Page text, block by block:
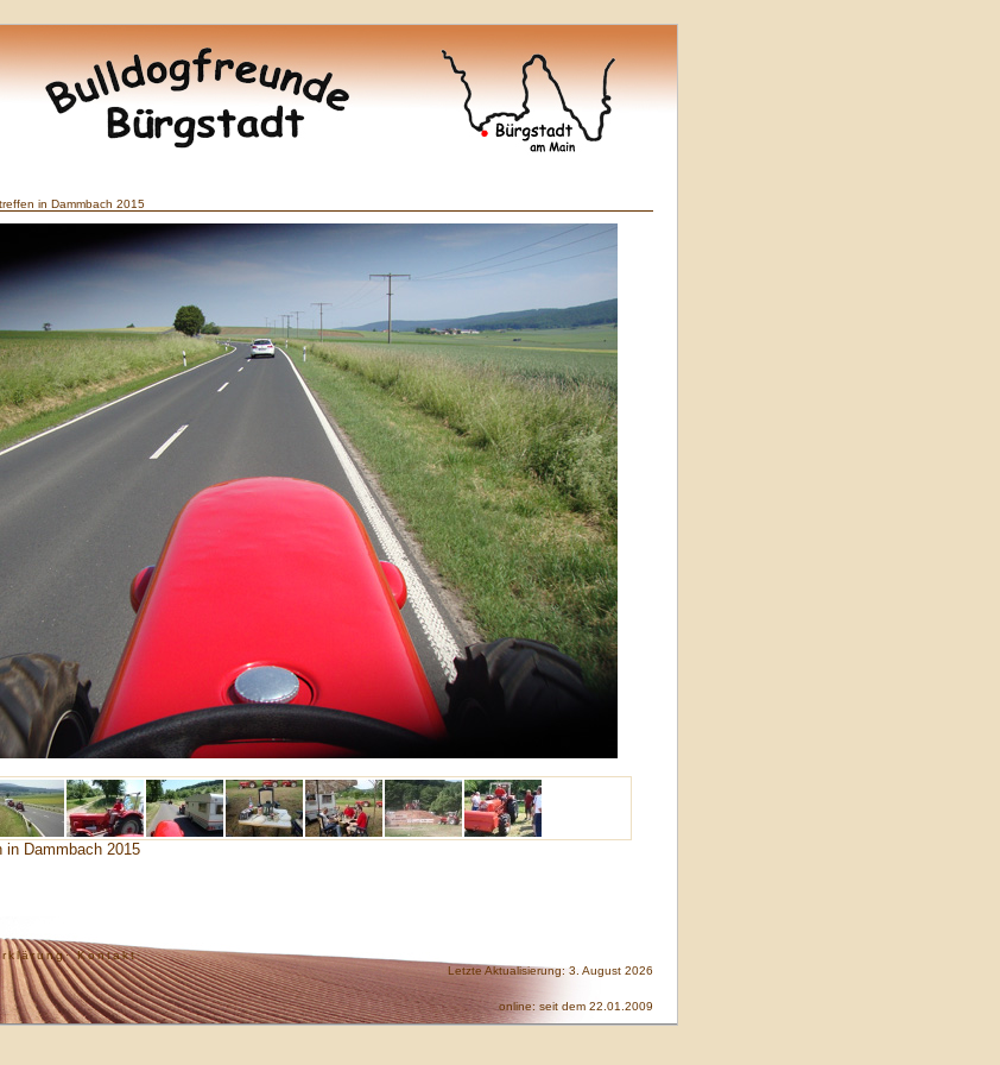
in Dammbach 2015
in Dammbach 2015
Kontakt·
Letzte Aktualisierung: 3. August 2026
online: seit dem 22.01.2009